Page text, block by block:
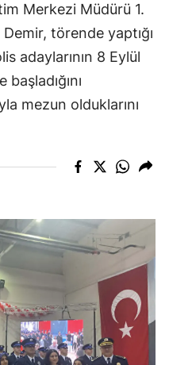
Merkezi Müdürü 1.
törende yaptığı
adaylarının 8 Eylül
mezun olduklarını